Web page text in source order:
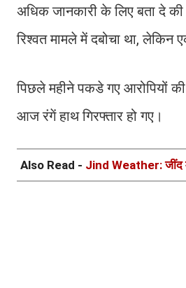
अधिक जानकारी के लिए बता दे की
रिश्वत मामले में दबोचा था,
पिछले महीने पकडे गए आरोपियों
आज रंगें हाथ गिरफ्तार हो गए।
Also Read - Jind Weather: जींद में